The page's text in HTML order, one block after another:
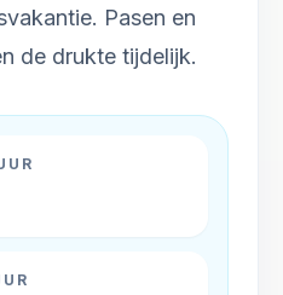
Pasen en
de drukte tijdelijk.